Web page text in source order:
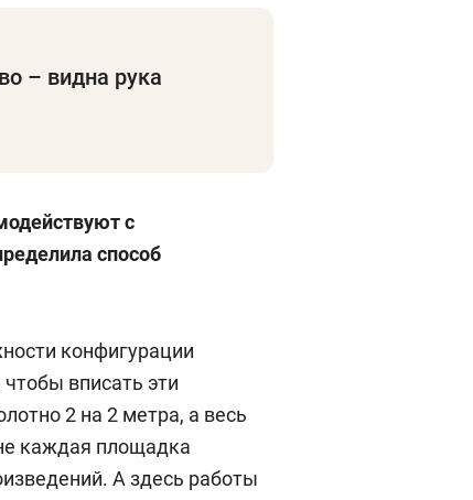
– видна рука
с
способ
конфигурации
вписать эти
2 на 2 метра, а весь
каждая площадка
А здесь работы